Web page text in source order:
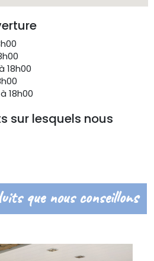
18h00
18h00
sur lesquels nous
que nous conseillons